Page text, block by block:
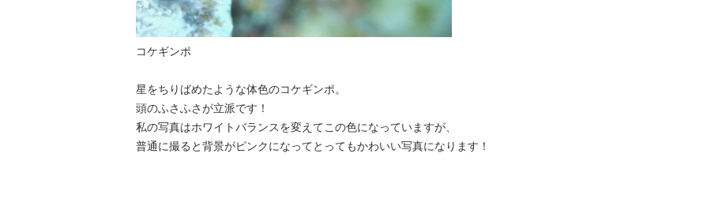
コケギンポ
星をちりばめたような体色のコケギンポ。
頭のふさふさが立派です！
私の写真はホワイトバランスを変えてこの色になっていますが、
普通に撮ると背景がピンクになってとってもかわいい写真になります！